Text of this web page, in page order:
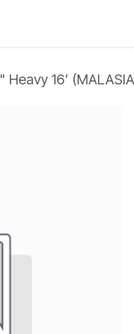
Heavy 16’